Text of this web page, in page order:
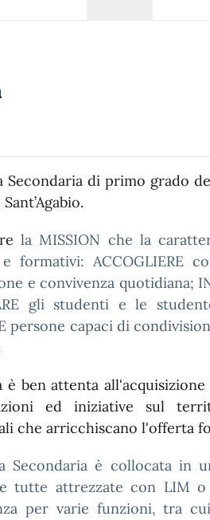
Secondaria di primo grado
la MISSION che la
formativi: ACCOGLIERE
e convivenza quotidiana;
gli studenti e le
persone capaci di
è ben attenta
ed iniziative sul
che arricchiscano l'offerta
Secondaria è collocata in
tutte attrezzate con LIM
per varie funzioni, tra